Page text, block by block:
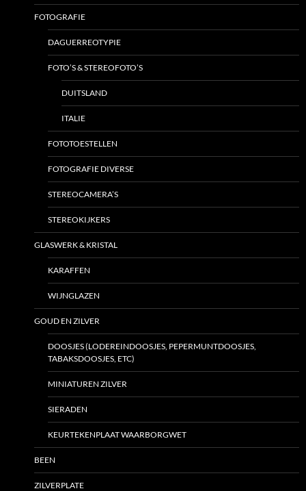
FOTOGRAFIE
DAGUERREOTYPIE
FOTO’S & STEREOFOTO’S
DUITSLAND
ITALIE
FOTOTOESTELLEN
FOTOGRAFIE DIVERSE
STEREOCAMERA’S
STEREOKIJKERS
GLASWERK & KRISTAL
KARAFFEN
WIJNGLAZEN
GOUD EN ZILVER
DOOSJES (LODEREINDOOSJES, PEPERMUNTDOOSJES,
TABAKSDOOSJES, ETC)
MINIATUREN ZILVER
SIERADEN
KEURTEKENPLAAT WAARBORGWET
BEEN
ZILVERPLATE